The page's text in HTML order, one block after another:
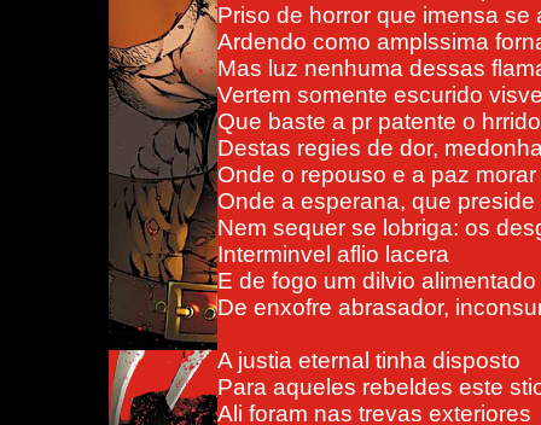
Priso de horror que imensa se
Ardendo como amplssima
Mas luz nenhuma dessas
Vertem somente escurido
Que baste a pr patente o
Destas regies de dor,
Onde o repouso e a paz
Onde a esperana, que preside
Nem sequer se lobriga: os
Interminvel aflio lacera
E de fogo um dilvio alimentado
De enxofre abrasador,
A justia eternal tinha disposto
Para aqueles rebeldes este
Ali foram nas trevas exteriores